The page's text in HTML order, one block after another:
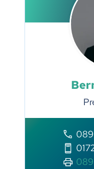
089
089